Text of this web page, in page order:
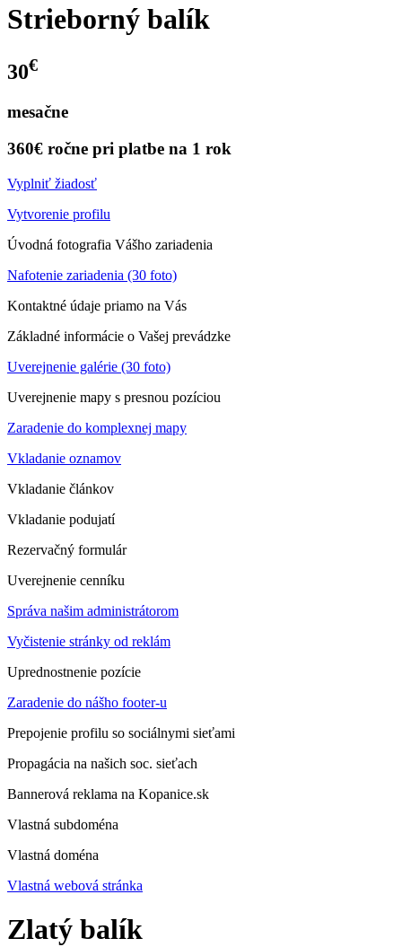
Strieborný balík
30€
mesačne
360€ ročne pri platbe na 1 rok
Vyplniť žiadosť
Vytvorenie profilu
Úvodná fotografia Vášho zariadenia
Nafotenie zariadenia (30 foto)
Kontaktné údaje priamo na Vás
Základné informácie o Vašej prevádzke
Uverejnenie galérie (30 foto)
Uverejnenie mapy s presnou pozíciou
Zaradenie do komplexnej mapy
Vkladanie oznamov
Vkladanie článkov
Vkladanie podujatí
Rezervačný formulár
Uverejnenie cenníku
Správa našim administrátorom
Vyčistenie stránky od reklám
Uprednostnenie pozície
Zaradenie do nášho footer-u
Prepojenie profilu so sociálnymi sieťami
Propagácia na našich soc. sieťach
Bannerová reklama na Kopanice.sk
Vlastná subdoména
Vlastná doména
Vlastná webová stránka
Zlatý balík